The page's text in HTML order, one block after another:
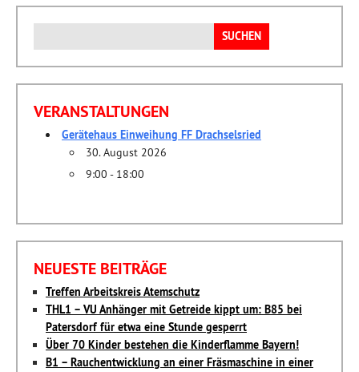
nach:
VERANSTALTUNGEN
Gerätehaus Einweihung FF Drachselsried
30. August 2026
9:00 - 18:00
NEUESTE BEITRÄGE
Treffen Arbeitskreis Atemschutz
THL1 – VU Anhänger mit Getreide kippt um: B85 bei
Patersdorf für etwa eine Stunde gesperrt
Über 70 Kinder bestehen die Kinderflamme Bayern!
B1 – Rauchentwicklung an einer Fräsmaschine in einer